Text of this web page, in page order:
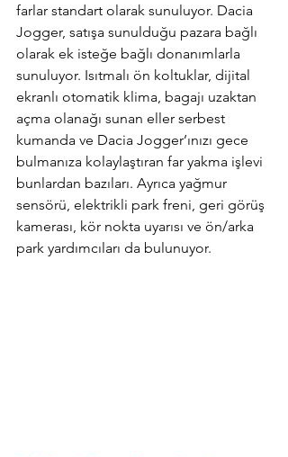
farlar standart olarak sunuluyor. Dacia
Jogger, satışa sunulduğu pazara bağlı
olarak ek isteğe bağlı donanımlarla
sunuluyor. Isıtmalı ön koltuklar, dijital
ekranlı otomatik klima, bagajı uzaktan
açma olanağı sunan eller serbest
kumanda ve Dacia Jogger’ınızı gece
bulmanıza kolaylaştıran far yakma işlevi
bunlardan bazıları. Ayrıca yağmur
sensörü, elektrikli park freni, geri görüş
kamerası, kör nokta uyarısı ve ön/arka
park yardımcıları da bulunuyor.